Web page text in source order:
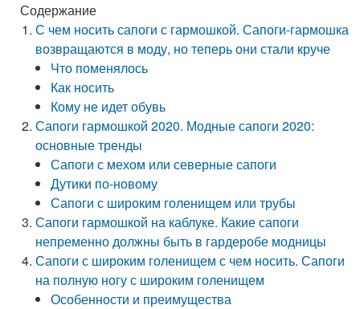
Содержание
С чем носить сапоги с гармошкой. Сапоги-гармошка
возвращаются в моду, но теперь они стали круче
Что поменялось
Как носить
Кому не идет обувь
Сапоги гармошкой 2020. Модные сапоги 2020:
основные тренды
Сапоги с мехом или северные сапоги
Дутики по-новому
Сапоги с широким голенищем или трубы
Сапоги гармошкой на каблуке. Какие сапоги
непременно должны быть в гардеробе модницы
Сапоги с широким голенищем с чем носить. Сапоги
на полную ногу с широким голенищем
Особенности и преимущества